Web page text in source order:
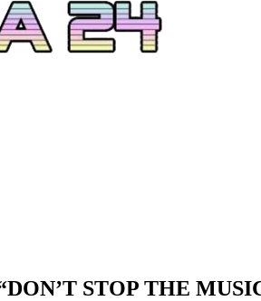
STOP THE